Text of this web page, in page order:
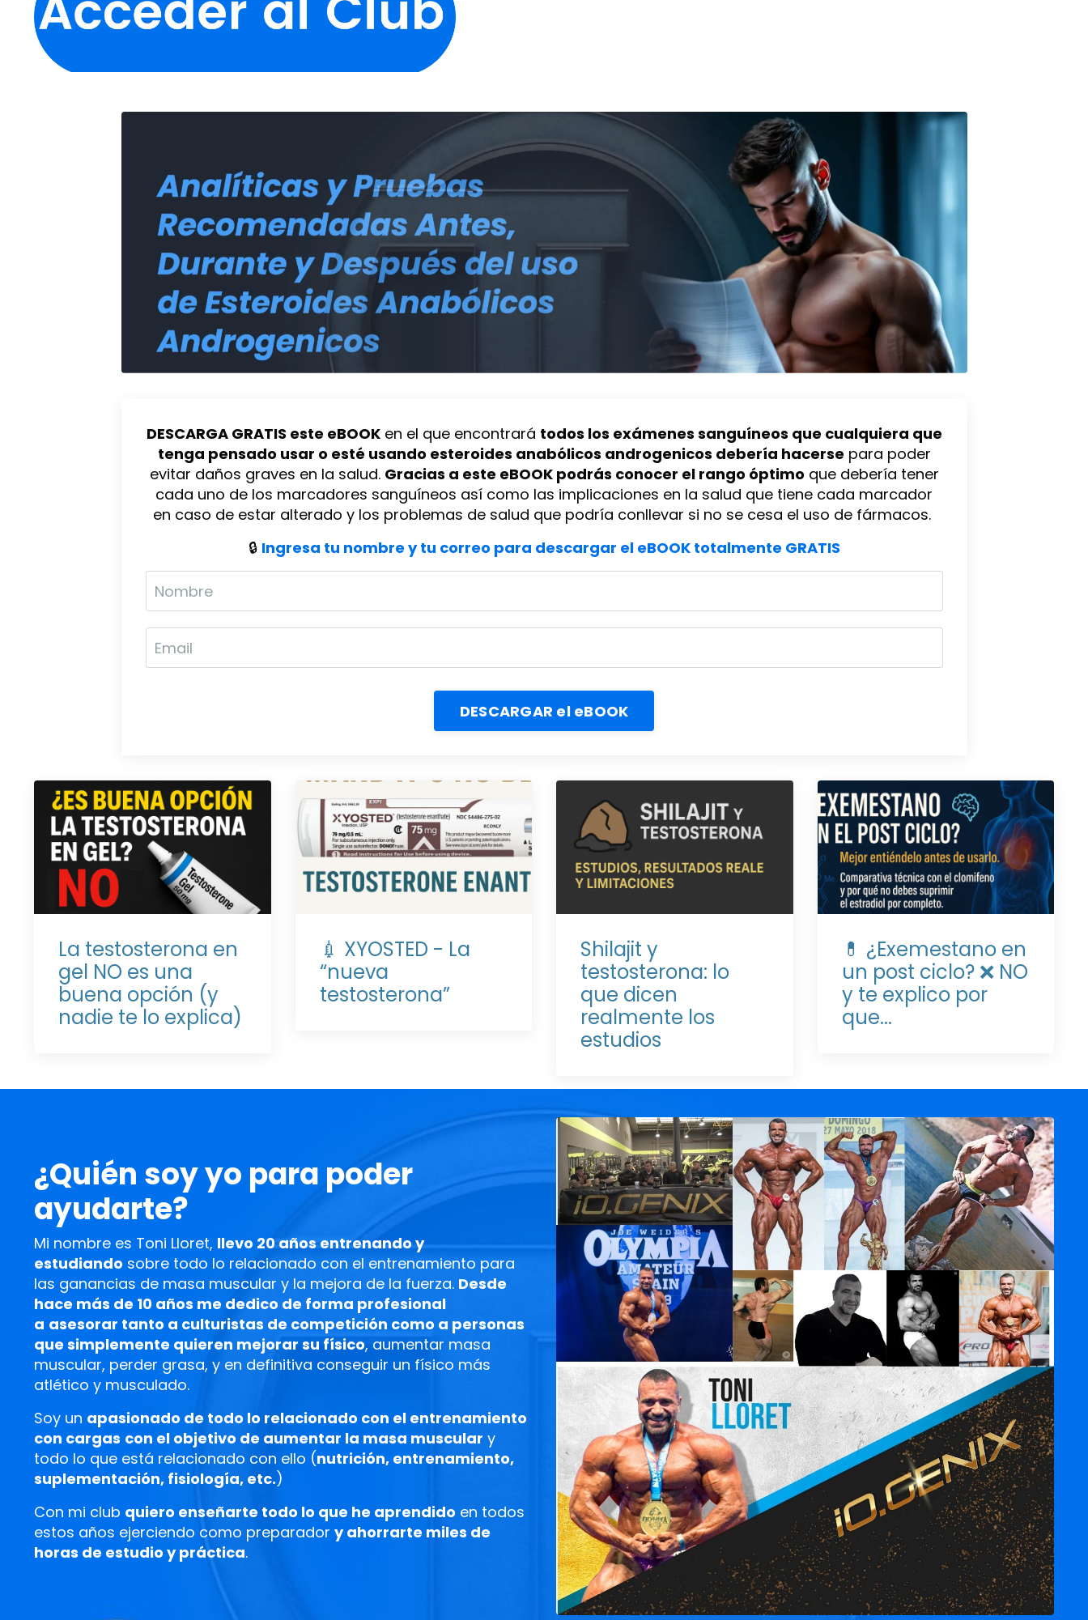
DESCARGA GRATIS este eBOOKen el que encontrará todos los exámenes sanguíneos que cualquiera que
tenga pensado usar o esté usando esteroides anabólicos androgenicos debería hacerse para poder
evitar daños graves en la salud. Gracias a este eBOOK podrás conocer el rango óptimo que debería tener
cada uno de los marcadores sanguíneos así como las implicaciones en la salud que tiene cada marcador
en caso de estar alterado y los problemas de salud que podría conllevar si no se cesa el uso de fármacos.
🔒 Ingresa tu nombre y tu correo para descargar el eBOOK totalmente GRATIS
DESCARGAR el eBOOK
La testosterona en
gel NO es una
buena opción (y
nadie te lo explica)
💉 XYOSTED - La
“nueva
testosterona”
Shilajit y
testosterona: lo
que dicen
realmente los
estudios
💊 ¿Exemestano en
un post ciclo? ❌ NO
y te explico por
que...
¿Quién soy yo para poder
ayudarte?
Mi nombre es Toni Lloret, llevo 20 años entrenando y
estudiando sobre todo lo relacionado con el entrenamiento para
las ganancias de masa muscular y la mejora de la fuerza. Desde
hace más de 10 años me dedico de forma profesional
a asesorar tanto a culturistas de competición como a personas
que simplemente quieren mejorar su físico, aumentar masa
muscular, perder grasa, y en definitiva conseguir un físico más
atlético y musculado.
Soy un apasionado de todo lo relacionado con el entrenamiento
con cargas con el objetivo de aumentar la masa muscular y
todo lo que está relacionado con ello (nutrición, entrenamiento,
suplementación, fisiología, etc.)
Con mi club quiero enseñarte todo lo que he aprendido en todos
estos años ejerciendo como preparador y ahorrarte miles de
horas de estudio y práctica.